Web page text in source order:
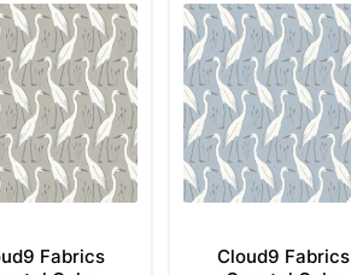
Fabrics
Cloud9 Fabrics